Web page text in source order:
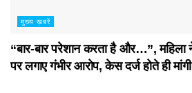
मुख्य ख़बरें
“बार-बार परेशान करता है और…”,
पर लगाए गंभीर आरोप, केस दर्ज होते ही